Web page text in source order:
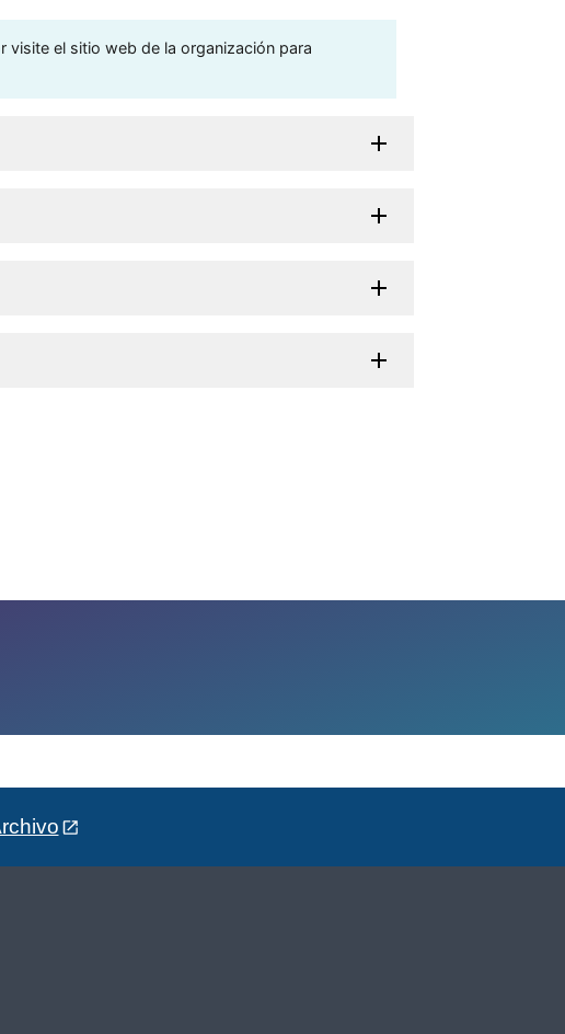
visite el sitio web de la organización para